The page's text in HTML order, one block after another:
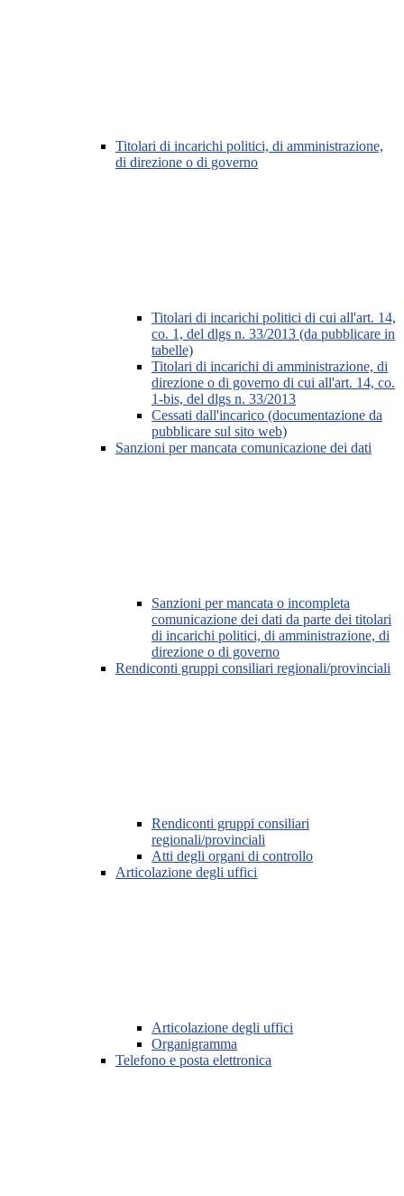
Titolari di incarichi politici, di amministrazione,
di direzione o di governo
Titolari di incarichi politici di cui all'art. 14,
co. 1, del dlgs n. 33/2013 (da pubblicare in
tabelle)
Titolari di incarichi di amministrazione, di
direzione o di governo di cui all'art. 14, co.
1-bis, del dlgs n. 33/2013
Cessati dall'incarico (documentazione da
pubblicare sul sito web)
Sanzioni per mancata comunicazione dei dati
Sanzioni per mancata o incompleta
comunicazione dei dati da parte dei titolari
di incarichi politici, di amministrazione, di
direzione o di governo
Rendiconti gruppi consiliari regionali/provinciali
Rendiconti gruppi consiliari
regionali/provinciali
Atti degli organi di controllo
Articolazione degli uffici
Articolazione degli uffici
Organigramma
Telefono e posta elettronica